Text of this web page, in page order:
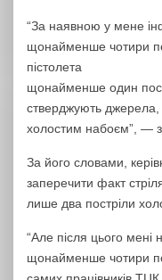
“За наявною у мене
щонайменше чотири
пістолета
щонайменше один
стверджують джерела,
холостим набоєм”, —
За його словами,
заперечити факт
лише два постріли
“Але після цього мені
щонайменше чотири